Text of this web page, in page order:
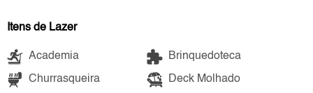
Itens de Lazer
Academia Brinquedoteca
Churrasqueira
Deck Molhado